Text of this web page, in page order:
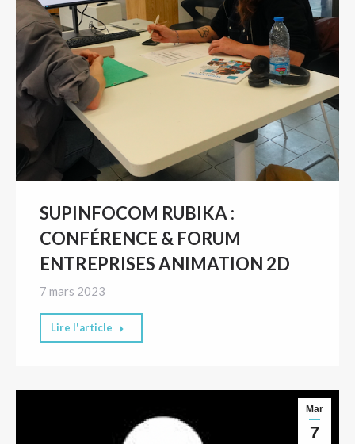
SUPINFOCOM RUBIKA :
CONFÉRENCE & FORUM
ENTREPRISES ANIMATION 2D
7 mars 2023
Lire l'article
Mar
7